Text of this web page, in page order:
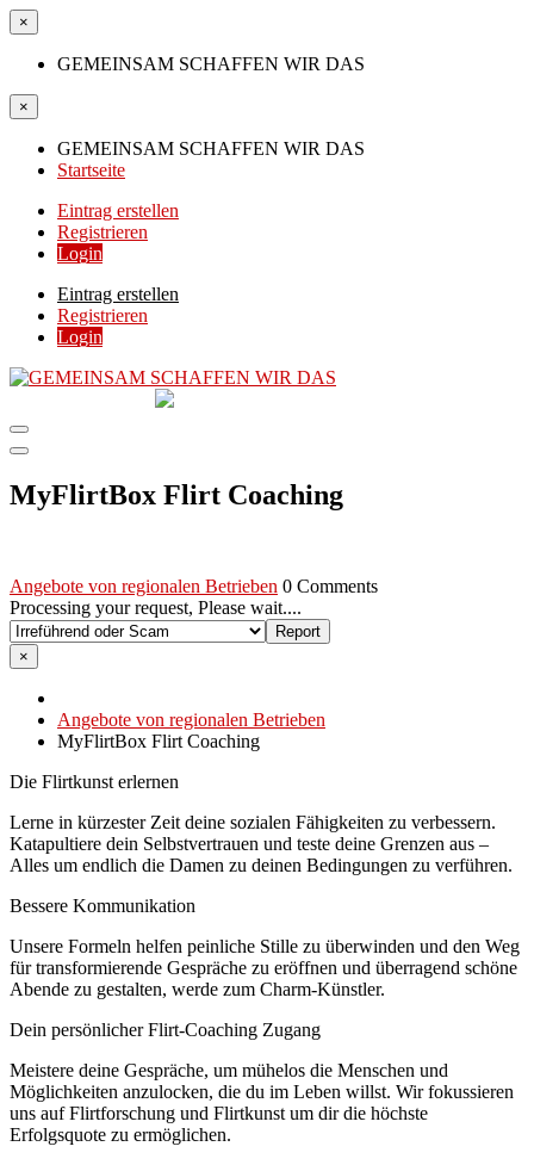
×
GEMEINSAM SCHAFFEN WIR DAS
×
GEMEINSAM SCHAFFEN WIR DAS
Startseite
Eintrag erstellen
Registrieren
Login
Eintrag erstellen
Registrieren
Login
MyFlirtBox Flirt Coaching
Angebote von regionalen Betrieben 0 Comments
Processing your request, Please wait....
×
Angebote von regionalen Betrieben
MyFlirtBox Flirt Coaching
Die Flirtkunst erlernen
Lerne in kürzester Zeit deine sozialen Fähigkeiten zu verbessern.
Katapultiere dein Selbstvertrauen und teste deine Grenzen aus –
Alles um endlich die Damen zu deinen Bedingungen zu verführen.
Bessere Kommunikation
Unsere Formeln helfen peinliche Stille zu überwinden und den Weg
für transformierende Gespräche zu eröffnen und überragend schöne
Abende zu gestalten, werde zum Charm-Künstler.
Dein persönlicher Flirt-Coaching Zugang
Meistere deine Gespräche, um mühelos die Menschen und
Möglichkeiten anzulocken, die du im Leben willst. Wir fokussieren
uns auf Flirtforschung und Flirtkunst um dir die höchste
Erfolgsquote zu ermöglichen.